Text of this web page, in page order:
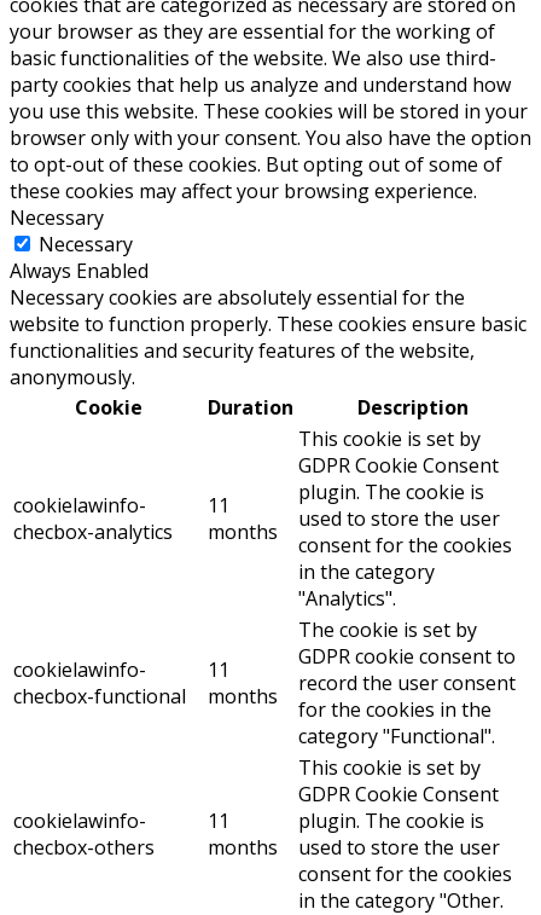
your browser as they are essential for the working of
basic functionalities of the website. We also use third-
party cookies that help us analyze and understand how
you use this website. These cookies will be stored in your
browser only with your consent. You also have the option
to opt-out of these cookies. But opting out of some of
these cookies may affect your browsing experience.
Necessary
Necessary
Always Enabled
Necessary cookies are absolutely essential for the
website to function properly. These cookies ensure basic
functionalities and security features of the website,
anonymously.
Cookie
Duration Description
cookielawinfo-
checbox-analytics
11
months
This cookie is set by
GDPR Cookie Consent
plugin. The cookie is
used to store the user
consent for the cookies
in the category
"Analytics".
cookielawinfo-
checbox-functional
11
months
The cookie is set by
GDPR cookie consent to
record the user consent
for the cookies in the
category "Functional".
cookielawinfo-
checbox-others
11
months
This cookie is set by
GDPR Cookie Consent
plugin. The cookie is
used to store the user
consent for the cookies
in the category "Other.